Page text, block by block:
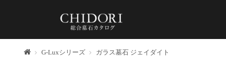
トップG-Luxシリーズ ガラス墓石 ジェイダイト